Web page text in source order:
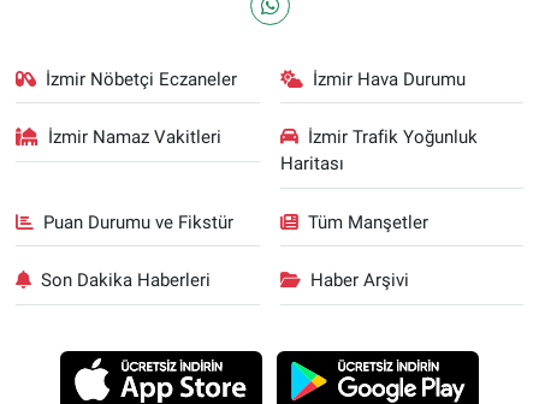
İzmir Nöbetçi Eczaneler İzmir Hava Durumu
İzmir Namaz Vakitleri
İzmir Trafik Yoğunluk
Haritası
Puan Durumu ve Fikstür Tüm Manşetler
Son Dakika Haberleri Haber Arşivi